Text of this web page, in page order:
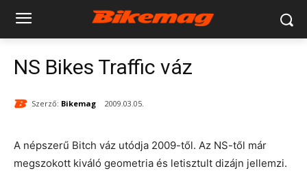
NS Bikes Traffic váz
Szerző: Bikemag 2009.03.05.
A népszerű Bitch váz utódja 2009-től. Az NS-től már
megszokott kiváló geometria és letisztult dizájn jellemzi.